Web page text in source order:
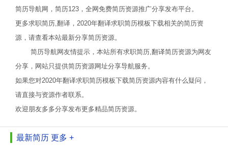
简历导航网，简历123，全网免费简历资源推广分享发布平台。
更多求职简历,翻译，2020年翻译求职简历模板下载相关的简历资
源，请查看本站最新分享简历资源。
简历导航网友情提示，本站所有求职简历,翻译简历资源为网友
分享，网站只提供简历资源网址分享导航服务。
如果您对2020年翻译求职简历模板下载简历资源内容有什么疑问，
请直接与资源作者联系。
欢迎朋友多多分享发布更多精品简历资源。
最新简历 更多 +